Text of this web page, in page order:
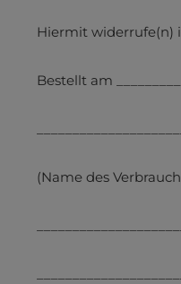
Hiermit widerrufe(n)
Bestellt am
(Name des